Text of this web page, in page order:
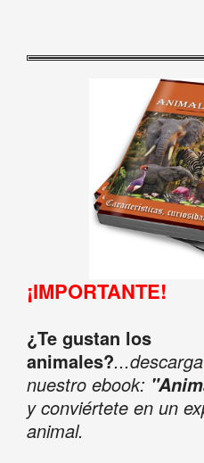
¡IMPORTANTE!
¿Te gustan los
animales?...descarga
nuestro ebook:
y conviértete en un
animal.